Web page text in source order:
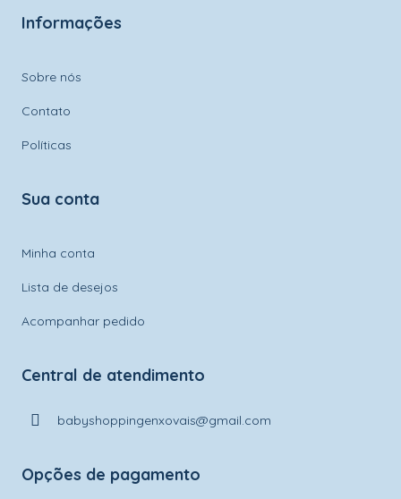
Informações
Sobre nós
Contato
Políticas
Sua conta
Minha conta
Lista de desejos
Acompanhar pedido
Central de atendimento
babyshoppingenxovais@gmail.com
Opções de pagamento